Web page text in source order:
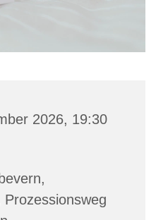
2026, 19:30